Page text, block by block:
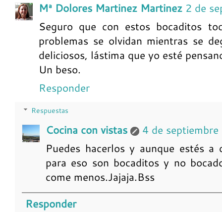
Mª Dolores Martinez Martinez 2 de
Seguro que con estos bocaditos
problemas se olvidan mientras se
deliciosos, lástima que yo esté
Un beso.
Responder
Respuestas
Cocina con vistas
4 de
Puedes hacerlos y aunque estés
para eso son bocaditos y no
come menos.Jajaja.Bss
Responder